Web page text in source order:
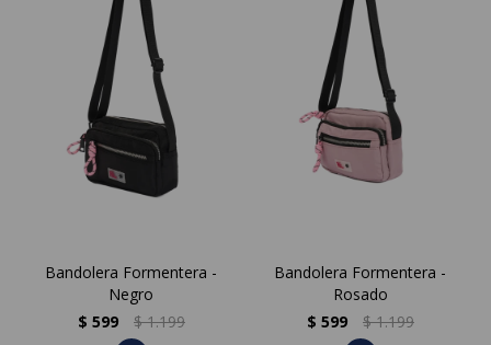
Bandolera Formentera -
Negro
$ 599 $ 1.199
Bandolera Formentera -
Rosado
$ 599 $ 1.199